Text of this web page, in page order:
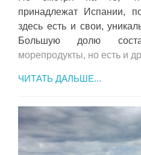
принадлежат Испании,
здесь есть и свои,
Большую долю
морепродукты, но есть и
ЧИТАТЬ ДАЛЬШЕ...